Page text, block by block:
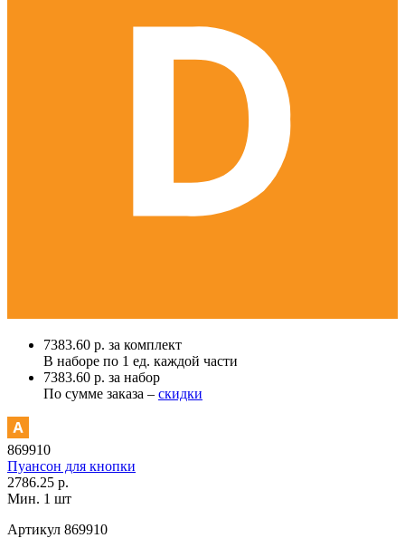
7383.60 р. за комплект
В наборе по 1 ед. каждой части
7383.60 р. за набор
По сумме заказа – скидки
869910
Пуансон для кнопки
2786.25 р.
Мин. 1 шт
Артикул 869910